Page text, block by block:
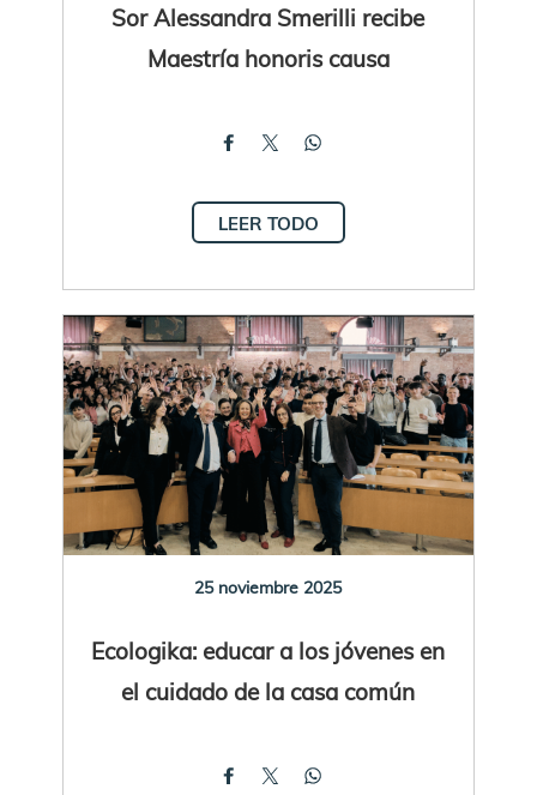
Sor Alessandra Smerilli recibe
Maestría honoris causa
LEER TODO
25 noviembre 2025
Ecologika: educar a los jóvenes en
el cuidado de la casa común